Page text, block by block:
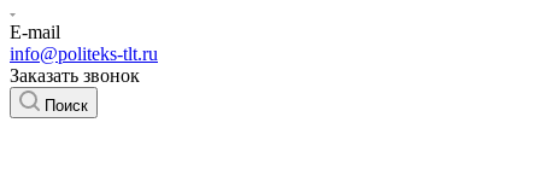
E-mail
info@politeks-tlt.ru
Заказать звонок
Поиск